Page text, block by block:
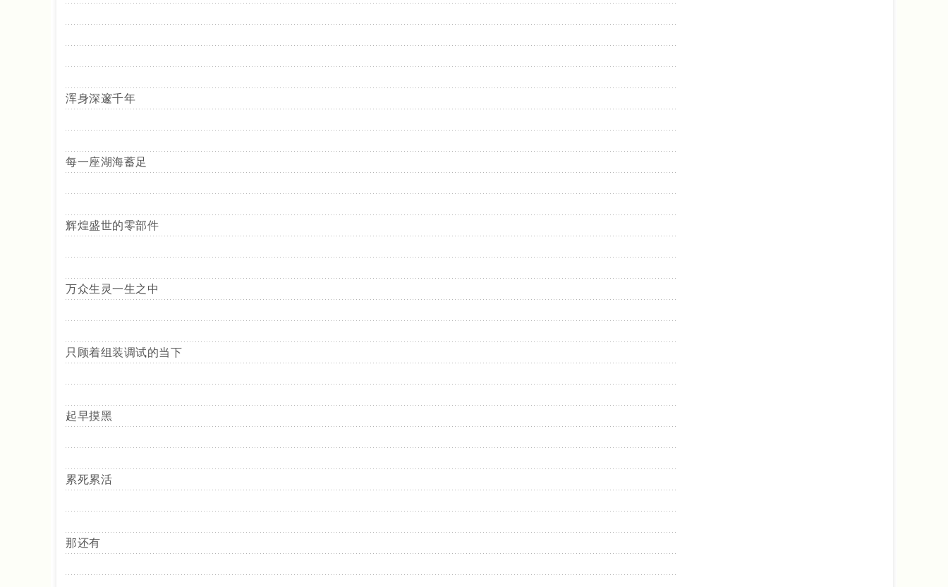
浑身深邃千年
每一座湖海蓄足
辉煌盛世的零部件
万众生灵一生之中
只顾着组装调试的当下
起早摸黑
累死累活
那还有